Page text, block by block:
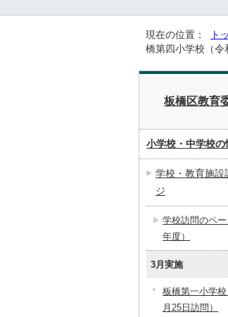
現在の位置： ト
橋第四小学校（令
板橋区教育
小学校・中学校の
学校・教育施設
ジ
学校訪問のペ
年度）
3月実施
板橋第一小学
月25日訪問）